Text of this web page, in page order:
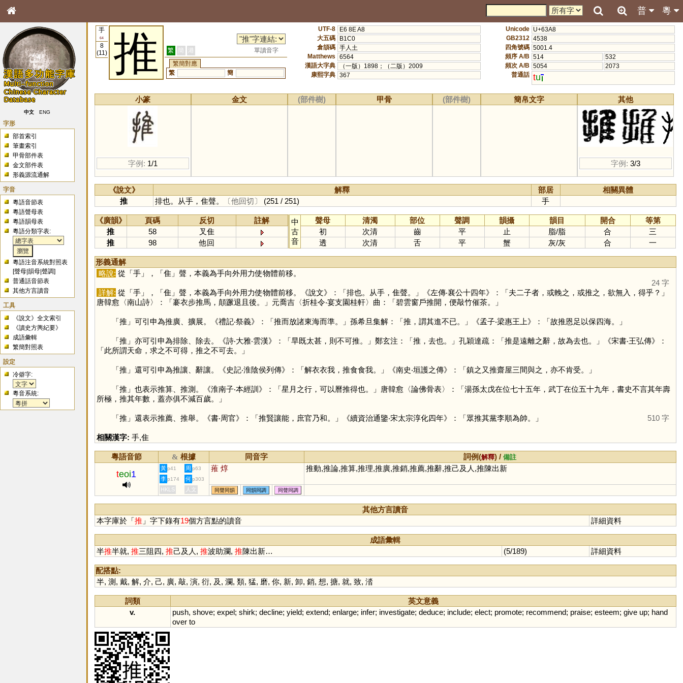
粵
普
中文 ENG
字形
部首索引
筆畫索引
甲骨部件表
金文部件表
形義源流通解
字音
粵語音節表
粵語聲母表
粵語韻母表
粵語分類字表:
粵語注音系統對照表
[聲母 |韻母 |聲調]
普通話音節表
其他方言讀音
工具
《說文》全文索引
《讀史方輿紀要》
成語彙輯
繁簡對照表
設定
冷僻字:
粵音系統:
手
64
8
(11)
推 繁 簡 港
單讀音字
繁簡對應
繁
簡
UTF-8
E6 8E A8
大五碼
B1C0
倉頡碼 手人土
Matthews
6564
漢語大字典
（一版）1898；（二版）2009
康熙字典 367
Unicode U+63A8
GB2312 4538
四角號碼 5001.4
頻序 A/B 514
532
頻次 A/B 5054
2073
普通話 tu
小篆
字例: 1/1
金文 (部件樹) 甲骨 (部件樹) 簡帛文字 其他
字例: 3/3
《說文》 解釋 部居
相關異體
推
排也。从手，隹聲。 〔他回切〕 (251 / 251) 手
《廣韻》 頁碼 反切
註解
推
58
叉隹
推
98 他回
中
古
音
聲母 清濁 部位 聲調 韻攝 韻目 開合
等第
初
次清 齒 平 止 脂/脂 合
三
透
次清 舌 平 蟹 灰/灰 合 一
形義通解
略說: 從「手」，「隹」聲，本義為手向外用力使物體前移。
24 字
詳解: 從「手」，「隹」聲，本義為手向外用力使物體前移。《說文》：「排也。从手，隹聲。」《左傳‧襄公十四年》：「夫二子者，或輓之，或推之，欲無入，得乎？」
唐韓愈〈南山詩〉：「褰衣步推馬，顛蹶退且後。」元喬吉〈折桂令‧宴支園桂軒〉曲：「碧雲窗戶推開，便敲竹催茶。」
「推 」可引申為推廣、擴展。《禮記‧祭義》：「推而放諸東海而準。」孫希旦集解：「推，謂其進不已。」《孟子‧梁惠王上》：「故推恩足以保四海。」
「推 」亦可引申為排除、除去。《詩‧大雅‧雲漢》：「旱既太甚，則不可推。」鄭玄注：「推，去也。」孔穎達疏：「推是遠離之辭，故為去也。」《宋書‧王弘傳》：
「此所謂天命，求之不可得，推之不可去。」
「推 」還可引申為推讓、辭讓。《史記‧淮陰侯列傳》：「解衣衣我，推食食我。」《南史‧垣護之傳》：「鎮之又推齋屋三間與之，亦不肯受。」
「推 」也表示推算、推測。《淮南子‧本經訓》：「星月之行，可以曆推得也。」唐韓愈〈論佛骨表〉：「湯孫太戊在位七十五年，武丁在位五十九年，書史不言其年壽
所極，推其年數，蓋亦俱不減百歲。」
「推 」還表示推薦、推舉。《書‧周官》：「推賢讓能，庶官乃和。」《續資治通鑒‧宋太宗淳化四年》：「眾推其黨李順為帥。」 510 字
相關漢字: 手,隹
粵語音節 & 根據 同音字 詞例(解釋) /備註
teoi1
黃 p41 周 p63 蓷 焞 推動,推論,推算,推理,推廣,推銷,推薦,推辭,推己及人,推陳出新
李 p174 何 p303
HKLS 人文 同聲同韻 同韻同調 同聲同調
其他方言讀音
本字庫於「推 」字下錄有19個方言點的讀音 詳細資料
成語彙輯
半推半就, 推三阻四, 推己及人, 推波助瀾, 推陳出新… (5/189) 詳細資料
配搭點:
半, 測 , 戴, 解, 介, 己, 廣, 敲, 演, 衍, 及 , 瀾, 類, 猛, 磨, 你, 新, 卸, 銷, 想, 搪, 就, 致, 涾
詞類
英文意義
v.
push, shove; expel; shirk; decline; yield; extend; enlarge; infer; investigate; deduce; include; elect; promote; recommend; praise; esteem; give up; hand
over to